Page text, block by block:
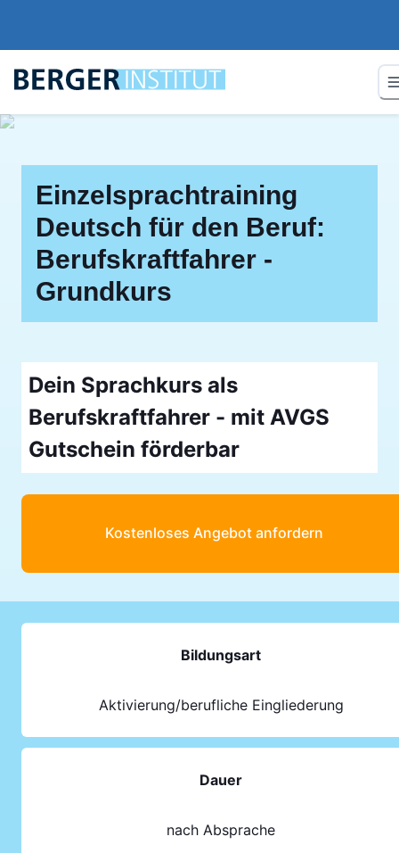
Einzelsprachtraining
Deutsch für den Beruf:
Berufskraftfahrer -
Grundkurs
Dein Sprachkurs als
Berufskraftfahrer - mit AVGS
Gutschein förderbar
Kostenloses Angebot anfordern
Bildungsart
Aktivierung/berufliche Eingliederung
Dauer
nach Absprache